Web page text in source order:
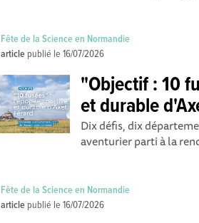
Fête de la Science en Normandie
article publié le16/07/2026
"Objectif : 10
et durable
Dix défis, dix
aventurier parti à la
Fête de la Science en Normandie
article publié le16/07/2026